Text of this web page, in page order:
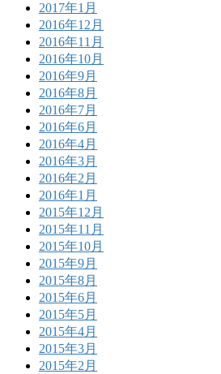
2017年1月
2016年12月
2016年11月
2016年10月
2016年9月
2016年8月
2016年7月
2016年6月
2016年4月
2016年3月
2016年2月
2016年1月
2015年12月
2015年11月
2015年10月
2015年9月
2015年8月
2015年6月
2015年5月
2015年4月
2015年3月
2015年2月